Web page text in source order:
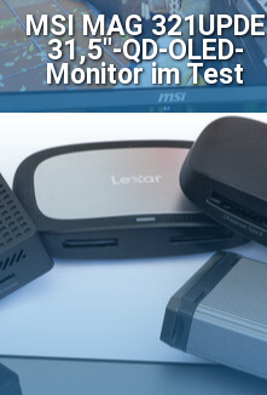
MSI MAG 321UPDE
31,5"-QD-OLED-
Monitor im Test